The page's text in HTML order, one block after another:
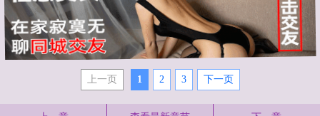
上一页 1 2 3 下一页